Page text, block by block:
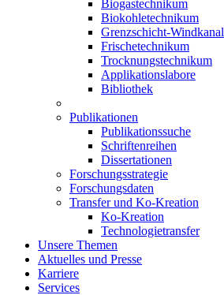
Biogastechnikum
Biokohletechnikum
Grenzschicht-Windkanal
Frischetechnikum
Trocknungstechnikum
Applikationslabore
Bibliothek
Publikationen
Publikationssuche
Schriftenreihen
Dissertationen
Forschungsstrategie
Forschungsdaten
Transfer und Ko-Kreation
Ko-Kreation
Technologietransfer
Unsere Themen
Aktuelles und Presse
Karriere
Services